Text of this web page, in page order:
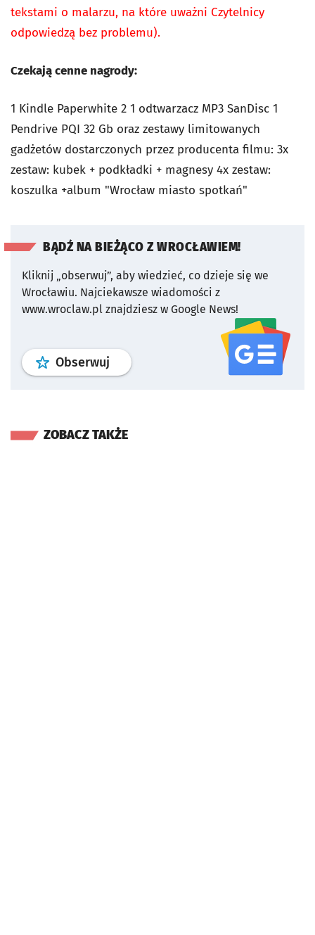
tekstami o malarzu, na które uważni Czytelnicy
odpowiedzą bez problemu).
Czekają cenne nagrody:
1 Kindle Paperwhite 2 1 odtwarzacz MP3 SanDisc 1
Pendrive PQI 32 Gb oraz zestawy limitowanych
gadżetów dostarczonych przez producenta filmu: 3x
zestaw: kubek + podkładki + magnesy 4x zestaw:
koszulka +album "Wrocław miasto spotkań"
BĄDŹ NA BIEŻĄCO Z WROCŁAWIEM!
Kliknij „obserwuj”, aby wiedzieć, co dzieje się we
Wrocławiu. Najciekawsze wiadomości z
www.wroclaw.pl znajdziesz w Google News!
Obserwuj profil serwisu
ZOBACZ TAKŻE